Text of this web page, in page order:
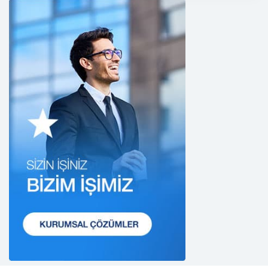
yükümlüdür. Bu kapsamda, orantılılık gereklilikleri
dikkate alınacakve kişisel verileri işleme amacı
dışında kullanmayacaktır.
2. Kişisel Verilerin Doğru ve Gerektiğinde
Güncel Olmasını Sağlama
CB Gayrimenkul Franchising Pazarlama ve
Danışmanlık Hizmetleri A.Ş.; kişisel veri sahiplerinin
temel haklarını ve kendi meşru menfaatlerini
dikkate alarak işlediği kişisel verilerin doğru ve
güncel olmasını sağlamakla ve bu doğrultuda
gerekli tedbirleri almak için gerekli sistemleri
kurmakla yükümlüdür.
3. Belirli, Açık ve Meşru Amaçlarla İşleme
Danışmanlık Hizmetleri A.Ş.; kişisel verilerin hangi
amaçla işleneceğini belirlemekle ve bu amaçları